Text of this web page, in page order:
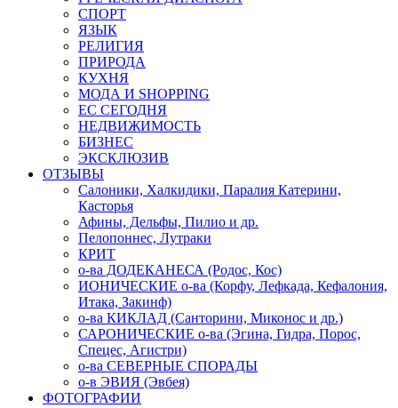
СПОРТ
ЯЗЫК
РЕЛИГИЯ
ПРИРОДА
КУХНЯ
МОДА И SHOPPING
ЕС СЕГОДНЯ
НЕДВИЖИМОСТЬ
БИЗНЕС
ЭКСКЛЮЗИВ
ОТЗЫВЫ
Салоники, Халкидики, Паралия Катерини,
Касторья
Афины, Дельфы, Пилио и др.
Пелопоннес, Лутраки
КРИТ
о-ва ДОДЕКАНЕСА (Родос, Кос)
ИОНИЧЕСКИЕ о-ва (Корфу, Лефкада, Кефалония,
Итака, Закинф)
о-ва КИКЛАД (Санторини, Миконос и др.)
САРОНИЧЕСКИЕ о-ва (Эгина, Гидра, Порос,
Спецес, Агистри)
о-ва СЕВЕРНЫЕ СПОРАДЫ
о-в ЭВИЯ (Эвбея)
ФОТОГРАФИИ